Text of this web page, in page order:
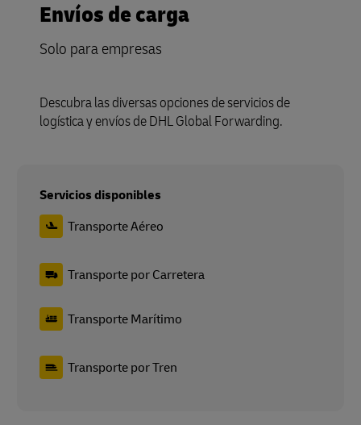
Envíos de carga
Solo para empresas
Descubra las diversas opciones de servicios de
logística y envíos de DHL Global Forwarding.
Servicios disponibles
Transporte Aéreo
Transporte por Carretera
Transporte Marítimo
Transporte por Tren